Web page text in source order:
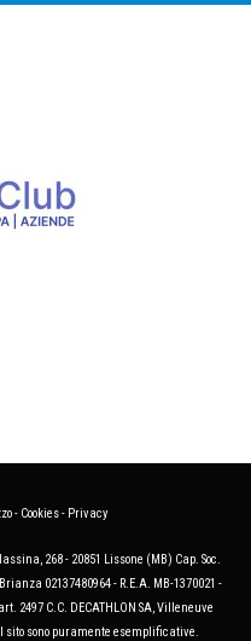
- Cookies- Privacy
268 - 20851 Lissone (MB) Cap. Soc.
02137480964 - R.E.A. MB-1370021 -
2497 C.C. DECATHLON SA, Villeneuve
sito sono puramente esemplificative.